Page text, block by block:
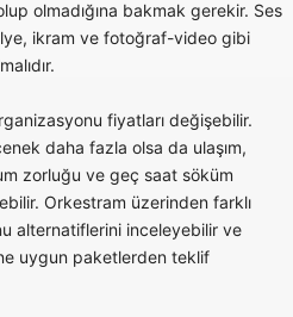
olmadığına bakmak gerekir. Ses
ikram ve fotoğraf-video gibi
fiyatları değişebilir.
daha fazla olsa da ulaşım,
zorluğu ve geç saat söküm
Orkestram üzerinden farklı
alternatiflerini inceleyebilir ve
uygun paketlerden teklif